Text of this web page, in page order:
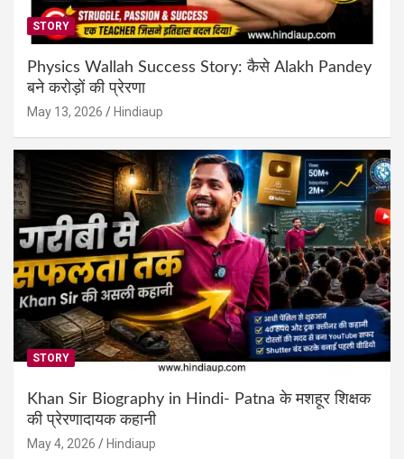
STORY
Physics Wallah Success Story: कैसे Alakh Pandey
बने करोड़ों की प्रेरणा
May 13, 2026 Hindiaup
STORY
Khan Sir Biography in Hindi- Patna के मशहूर शिक्षक
की प्रेरणादायक कहानी
May 4, 2026 Hindiaup